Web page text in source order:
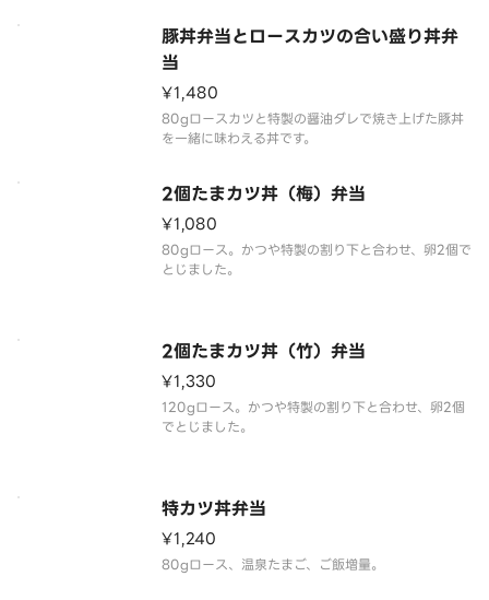
豚丼弁当とロースカツの合い盛り丼弁
当
¥1,480
80gロースカツと特製の醤油ダレで焼き上げた豚丼
を一緒に味わえる丼です。
2個たまカツ丼（梅）弁当
¥1,080
80gロース。かつや特製の割り下と合わせ、卵2個で
とじました。
2個たまカツ丼（竹）弁当
¥1,330
120gロース。かつや特製の割り下と合わせ、卵2個
でとじました。
特カツ丼弁当
¥1,240
80gロース、温泉たまご、ご飯増量。